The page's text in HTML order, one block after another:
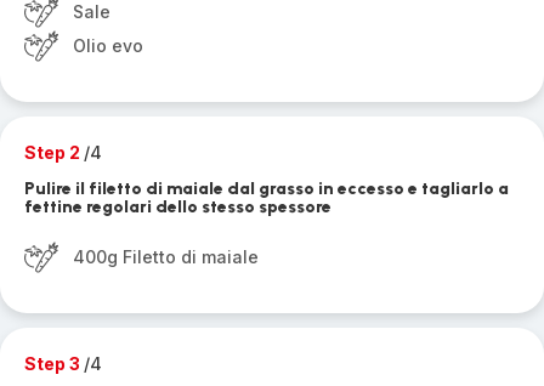
Sale
Olio evo
Step 2 /4
Pulire il filetto di maiale dal grasso in eccesso e tagliarlo a
fettine regolari dello stesso spessore
400g Filetto di maiale
Step 3 /4